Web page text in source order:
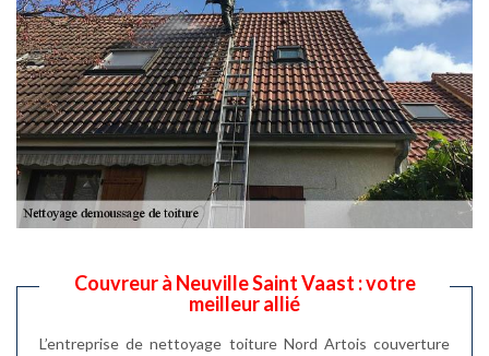
Couvreur à Neuville Saint Vaast : votre
meilleur allié
L’entreprise de nettoyage toiture Nord Artois couverture